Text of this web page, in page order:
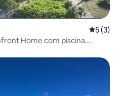
5 de
5 (3)
Home com piscina